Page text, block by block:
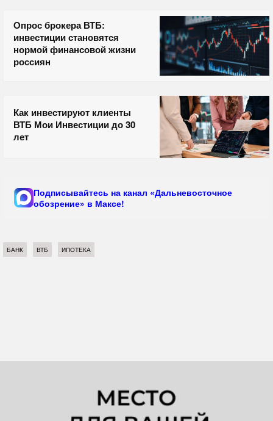
Опрос брокера ВТБ:
инвестиции становятся
нормой финансовой жизни
россиян
Как инвестируют клиенты
ВТБ Мои Инвестиции до 30
лет
Подписывайтесь на канал «Дальневосточное
обозрение» в Максе!
БАНК ВТБ ИПОТЕКА